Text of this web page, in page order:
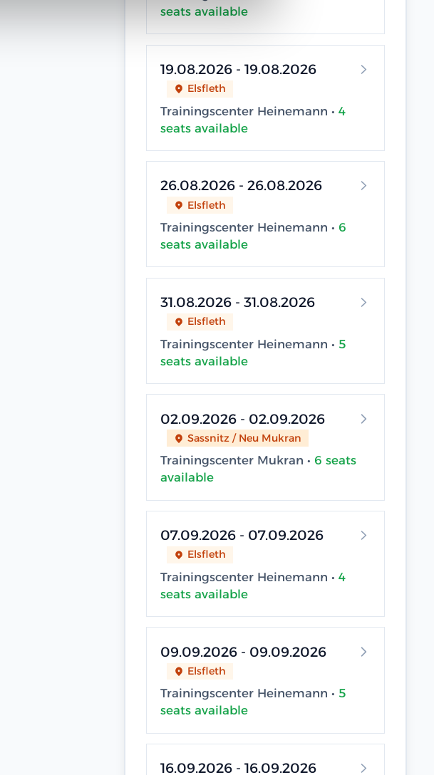
seats available
19.08.2026 - 19.08.2026
Elsfleth
Trainingscenter Heinemann • 4
seats available
26.08.2026 - 26.08.2026
Elsfleth
Trainingscenter Heinemann • 6
seats available
31.08.2026 - 31.08.2026
Elsfleth
Trainingscenter Heinemann • 5
seats available
02.09.2026 - 02.09.2026
Sassnitz / Neu Mukran
Trainingscenter Mukran • 6 seats
available
07.09.2026 - 07.09.2026
Elsfleth
Trainingscenter Heinemann • 4
seats available
09.09.2026 - 09.09.2026
Elsfleth
Trainingscenter Heinemann • 5
seats available
16.09.2026 - 16.09.2026